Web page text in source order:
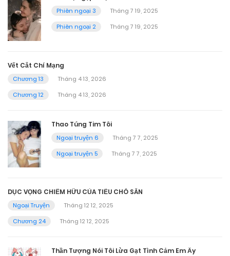
Phiên ngoại 3
Tháng 7 19, 2025
Phiên ngoại 2
Tháng 7 19, 2025
Vết Cắt Chí Mạng
Chương 13
Tháng 4 13, 2026
Chương 12
Tháng 4 13, 2026
Thao Túng Tim Tôi
Ngoại truyện 6
Tháng 7 7, 2025
Ngoại truyện 5
Tháng 7 7, 2025
DỤC VỌNG CHIẾM HỮU CỦA TIỂU CHÓ SĂN
Ngoại Truyện
Tháng 12 12, 2025
Chương 24
Tháng 12 12, 2025
Thần Tượng Nói Tôi Lừa Gạt Tình Cảm Em Ấy